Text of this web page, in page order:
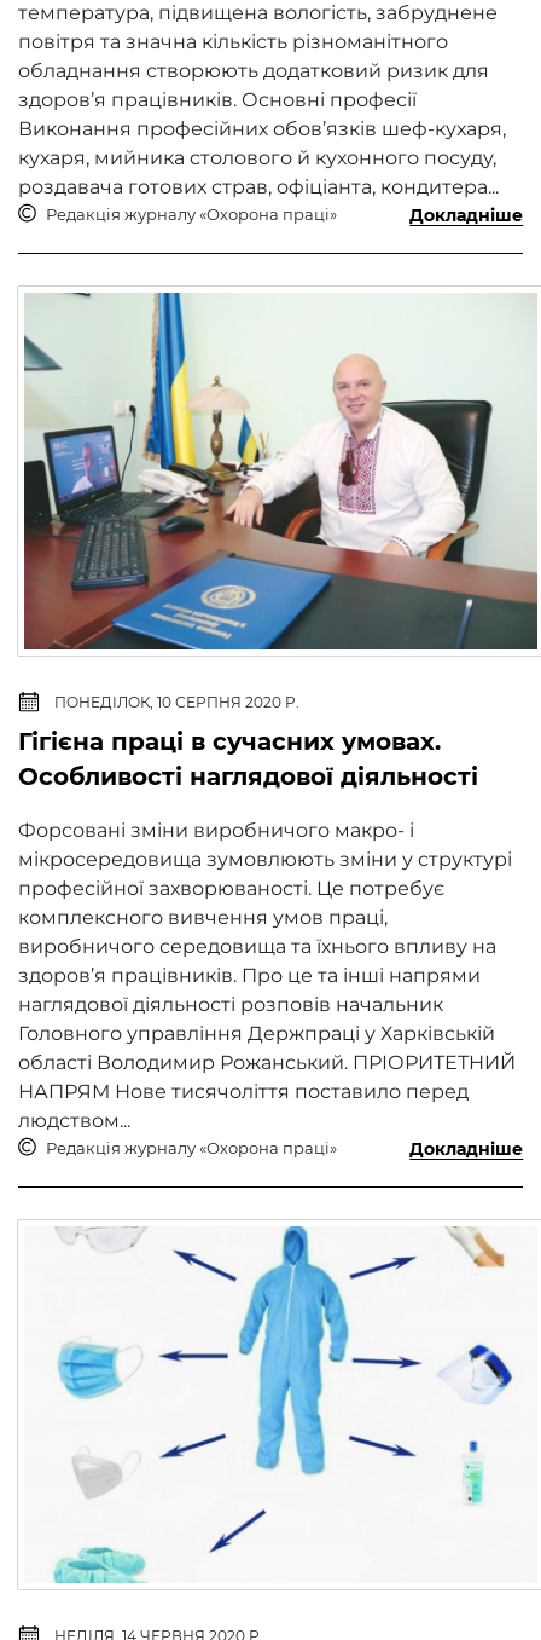
температура, підвищена вологість, забруднене
повітря та значна кількість різноманітного
обладнання створюють додатковий ризик для
здоров’я працівників. Основні професії
Виконання професійних обов’язків шеф-кухаря,
кухаря, мийника столового й кухонного посуду,
роздавача готових страв, офіціанта, кондитера...
Редакція журналу «Охорона праці» Докладніше
ПОНЕДІЛОК, 10 СЕРПНЯ 2020 Р.
Гігієна праці в сучасних умовах.
Особливості наглядової діяльності
Форсовані зміни виробничого макро- і
мікросередовища зумовлюють зміни у структурі
професійної захворюваності. Це потребує
комплексного вивчення умов праці,
виробничого середовища та їхнього впливу на
здоров’я працівників. Про це та інші напрями
наглядової діяльності розповів начальник
Головного управління Держпраці у Харківській
області Володимир Рожанський. ПРІОРИТЕТНИЙ
НАПРЯМ Нове тисячоліття поставило перед
людством...
Редакція журналу «Охорона праці» Докладніше
НЕДІЛЯ, 14 ЧЕРВНЯ 2020 Р.